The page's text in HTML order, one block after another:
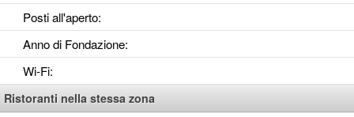
Posti all'aperto:
Anno di Fondazione:
Wi-Fi:
Ristoranti nella stessa zona